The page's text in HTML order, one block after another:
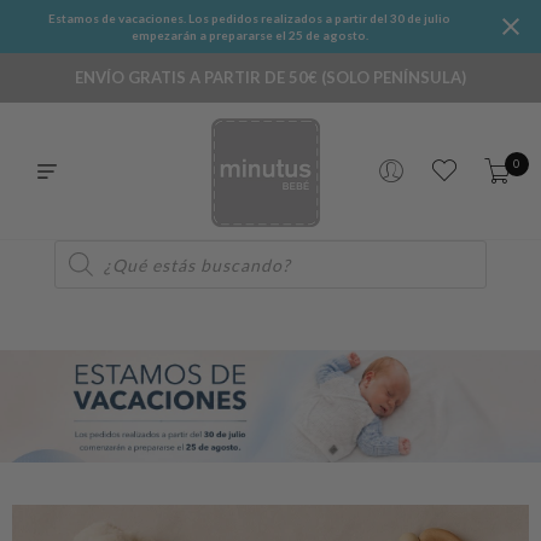
Estamos de vacaciones. Los pedidos realizados a partir del 30 de julio
empezarán a prepararse el 25 de agosto.
ENVÍO GRATIS A PARTIR DE 50€ (SOLO PENÍNSULA)
0
de
productos